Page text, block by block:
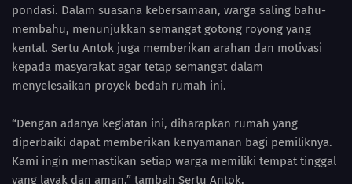
pondasi. Dalam suasana kebersamaan, warga saling bahu-
membahu, menunjukkan semangat gotong royong yang
kental. Sertu Antok juga memberikan arahan dan motivasi
kepada masyarakat agar tetap semangat dalam
menyelesaikan proyek bedah rumah ini.
“Dengan adanya kegiatan ini, diharapkan rumah yang
diperbaiki dapat memberikan kenyamanan bagi pemiliknya.
Kami ingin memastikan setiap warga memiliki tempat tinggal
yang layak dan aman,” tambah Sertu Antok.